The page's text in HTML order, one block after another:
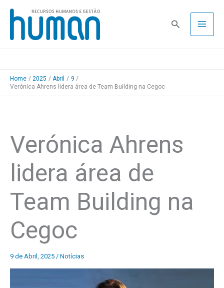
Skip
content
Pesquisa
Home 2025 Abril
9
Verónica Ahrens lidera área de Team Building na Cegoc
Verónica Ahrens
lidera área de
Team Building na
Cegoc
9 de Abril, 2025 / Notícias